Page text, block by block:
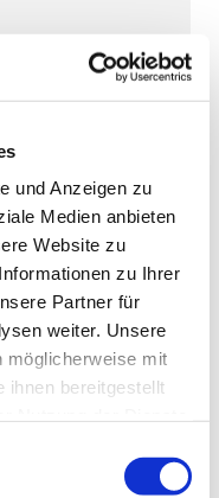
und Anzeigen zu
Medien anbieten
Website zu
zu Ihrer
Partner für
weiter. Unsere
möglicherweise mit
ihnen bereitgestellt
hören wir das
- undiOS-App